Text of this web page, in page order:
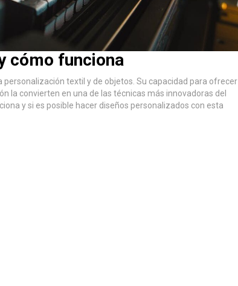
cómo funciona
personalización textil y de objetos. Su capacidad para ofrecer
la convierten en una de las técnicas más innovadoras del
y si es posible hacer diseños personalizados con esta